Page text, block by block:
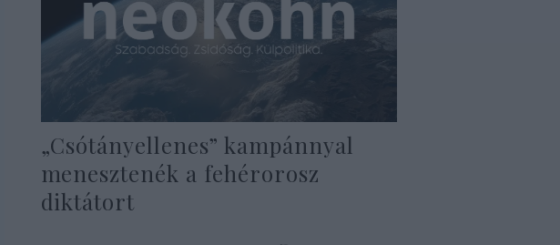
„Csótányellenes” kampánnyal
menesztenék a fehérorosz
diktátort